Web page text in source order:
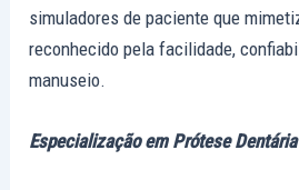
simuladores de paciente que
reconhecido pela facilidade,
manuseio.
Especialização em Prótese Dentária